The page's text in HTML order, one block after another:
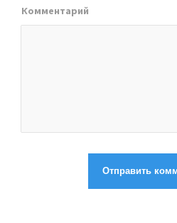
Комментарий